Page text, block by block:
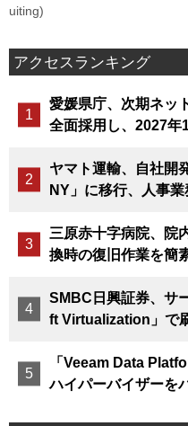
uiting)
アクセスランキング
愛媛県庁、次期ネッ
全面採用し、2027年
ヤマト運輸、自社開
NY」に移行、人事
三原赤十字病院、院
換時の復旧作業を簡
SMBC日興証券、サ
ft Virtualization」で
「Veeam Data
ハイパーバイザーを